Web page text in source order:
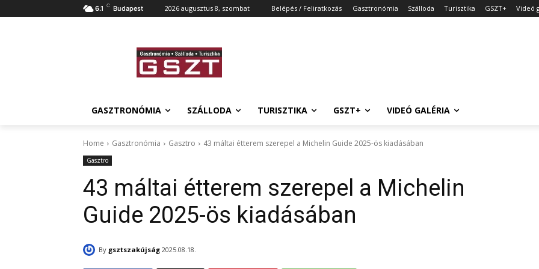
6.1 C Budapest 2026 augusztus 8, szombat Belépés / Feliratkozás Gasztronómia Szálloda Turisztika GSZT+ Videó
GASZTRONÓMIA SZÁLLODA TURISZTIKA GSZT+ VIDEÓ GALÉRIA
Home Gasztronómia Gasztro 43 máltai étterem szerepel a Michelin Guide 2025-ös kiadásában
Gasztro
43 máltai étterem szerepel a Michelin
Guide 2025-ös kiadásában
By gsztszakújság 2025.08.18.